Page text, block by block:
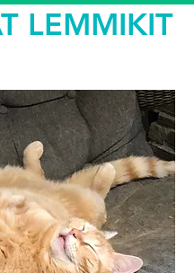
LEMMIKIT